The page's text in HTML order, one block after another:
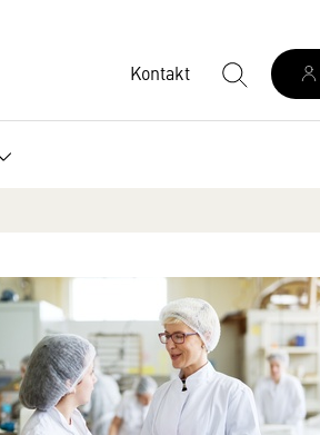
Kontakt